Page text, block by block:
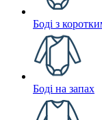
Боді з
Боді на запах